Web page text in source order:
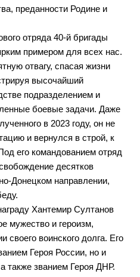
преданности Родине и
отряда 40-й бригады
примером для всех нас.
отвагу, спасая жизни
высочайший
подразделением и
боевые задачи. Даже
в 2023 году, он не
и вернулся в строй, к
его командованием отряд
десятков
Донецком направлении,
Хантемир Султанов
мужество и героизм,
своего воинского долга. Его
Героя России, но и
также званием Героя ДНР.